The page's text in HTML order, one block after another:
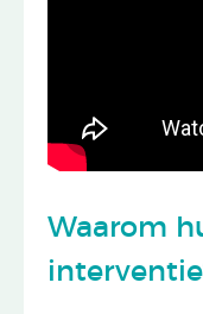
Waarom